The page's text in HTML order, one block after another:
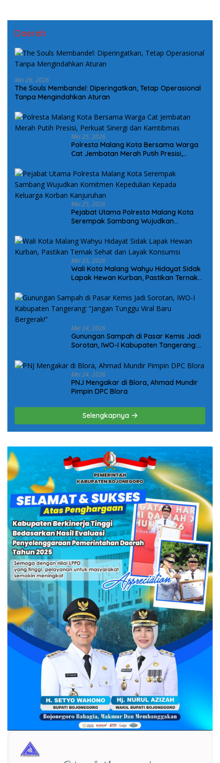
Daerah
Mei 26, 2026
The Souls Membandel: Diperingatkan, Tetap Operasional
Tanpa Mengindahkan Aturan
Mei 25, 2026
Polresta Malang Kota Bersama Warga
Cat Jembatan Merah Putih Presisi,
Mei 25, 2026
Pejabat Utama Polresta Malang Kota
Serempak Sambang Wujudkan
Korban Kanjuruhan
Mei 25, 2026
Wali Kota Malang Wahyu Hidayat Sidak
Lapak Hewan Kurban, Pastikan Ternak
Mei 24, 2026
Gunungan Sampah di Pasar Kemis Jadi
Sorotan, IWO-I Kabupaten Tangerang:
Mei 24, 2026
PNJ Mengakar di Blora, Ahmad Mundir
Pimpin DPC Blora
Selengkapnya